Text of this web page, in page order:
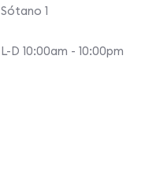
Sótano 1
L-D 10:00am - 10:00pm